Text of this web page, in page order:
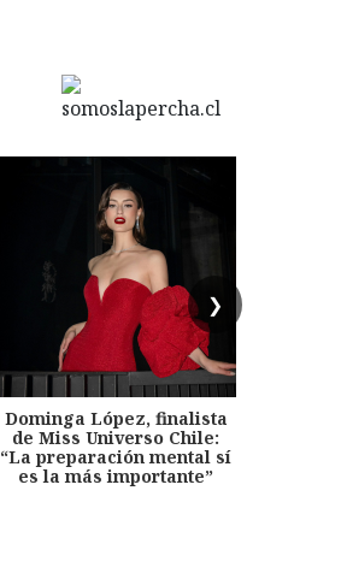
❯
Dominga López, finalista
de Miss Universo Chile:
“La preparación mental sí
es la más importante”